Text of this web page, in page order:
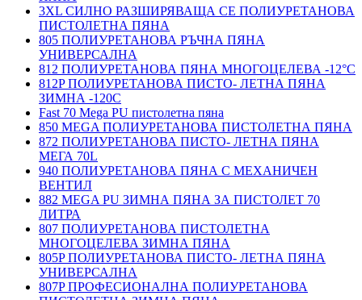
3XL СИЛНО РАЗШИРЯВАЩА СЕ ПОЛИУРЕТАНОВА
ПИСТОЛЕТНА ПЯНА
805 ПОЛИУРЕТАНОВА РЪЧНА ПЯНА
УНИВЕРСАЛНА
812 ПОЛИУРЕТАНОВА ПЯНА МНОГОЦЕЛЕВА -12°C
812P ПОЛИУРЕТАНОВА ПИСТО- ЛЕТНА ПЯНА
ЗИМНА -120С
Fast 70 Mega PU пистолетна пяна
850 MEGA ПОЛИУРЕТАНОВА ПИСТОЛЕТНА ПЯНА
872 ПОЛИУРЕТАНОВА ПИСТО- ЛЕТНА ПЯНА
МЕГА 70L
940 ПОЛИУРЕТАНОВА ПЯНА С МЕХАНИЧЕН
ВЕНТИЛ
882 MEGA PU ЗИМНА ПЯНА ЗА ПИСТОЛЕТ 70
ЛИТРА
807 ПОЛИУРЕТАНОВА ПИСТОЛЕТНА
МНОГОЦЕЛЕВА ЗИМНА ПЯНА
805P ПОЛИУРЕТАНОВА ПИСТО- ЛЕТНА ПЯНА
УНИВЕРСАЛНА
807P ПРОФЕСИОНАЛНА ПОЛИУРЕТАНОВА